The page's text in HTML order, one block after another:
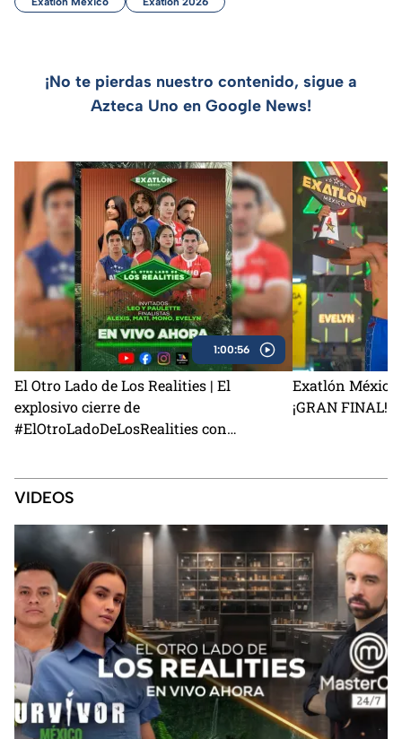
¡No te pierdas nuestro contenido, sigue a
Azteca Uno en Google News!
1:00:56
El Otro Lado de Los Realities | El
explosivo cierre de
#ElOtroLadoDeLosRealities con
Exatlón México
¡GRAN FINAL!
VIDEOS